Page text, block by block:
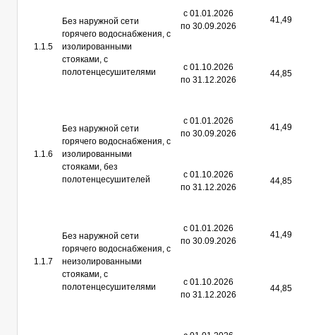
1.1.5
Без наружной сети
горячего водоснабжения, с
изолированными
стояками, с
полотенцесушителями
с 01.01.2026
по 30.09.2026
41,49
с 01.10.2026
по 31.12.2026
44,85
1.1.6
Без наружной сети
горячего водоснабжения, с
изолированными
стояками, без
полотенцесушителей
с 01.01.2026
по 30.09.2026
41,49
с 01.10.2026
по 31.12.2026
44,85
1.1.7
Без наружной сети
горячего водоснабжения, с
неизолированными
стояками, с
полотенцесушителями
с 01.01.2026
по 30.09.2026
41,49
с 01.10.2026
по 31.12.2026
44,85